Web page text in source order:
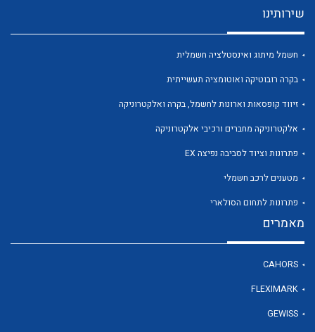
לכל מוצרי היצרן
לכל מוצרי היצרן
שירותינו
חשמל מיתוג ואינסטלציה חשמלית
בקרה רובוטיקה ואוטומציה תעשייתית
זיווד קופסאות וארונות לחשמל, בקרה ואלקטרוניקה
אלקטרוניקה מחברים ורכיבי אלקטרוניקה
פתרונות וציוד לסביבה נפיצה EX
מטענים לרכב חשמלי
פתרונות לתחום הסולארי
מאמרים
CAHORS
FLEXIMARK
GEWISS